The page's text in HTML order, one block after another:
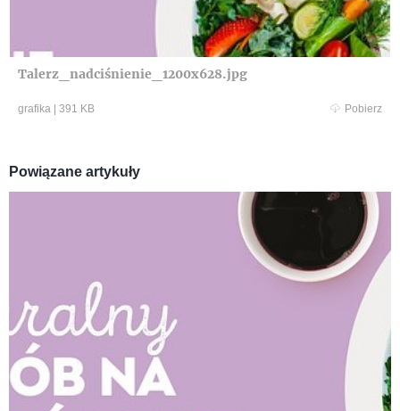
Talerz_nadciśnienie_1200x628.jpg
grafika 391 KB Pobierz
Powiązane artykuły